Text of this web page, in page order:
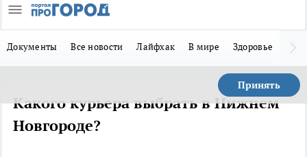
Документы Все новости Лайфхак В мире Здоровье
Принять
Какого курьера выбрать в Нижнем
Новгороде?